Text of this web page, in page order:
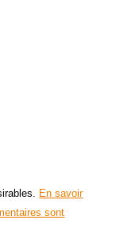
En savoir
sont